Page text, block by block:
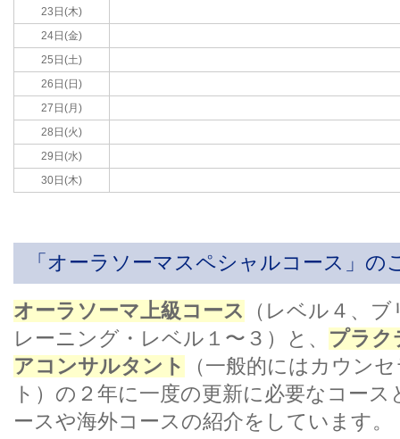
23日(木)
24日(金)
25日(土)
26日(日)
27日(月)
28日(火)
29日(水)
30日(木)
「オーラソーマスペシャルコース」の
オーラソーマ上級コース
（レベル４、
レーニング・レベル１〜３）と、 プラク
アコンサルタント
（一般的にはカウン
ト）の２年に一度の更新に必要なコー
ースや海外コースの紹介をしています。